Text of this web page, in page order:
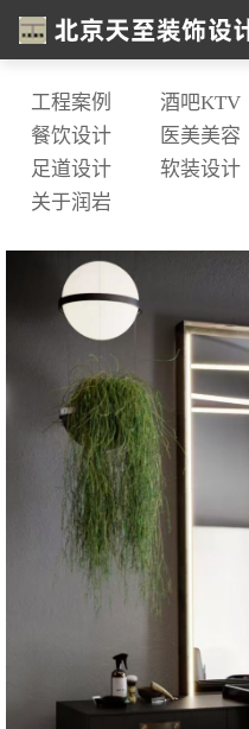
工程案例 酒吧KTV
餐饮设计
医美美容
足道设计
软装设计
关于润岩